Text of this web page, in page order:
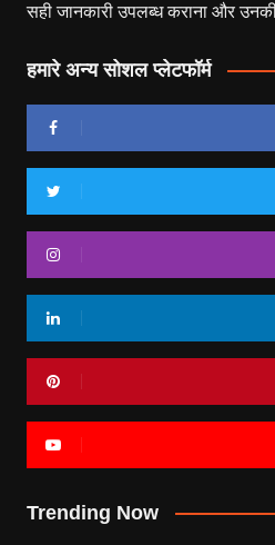
सही जानकारी उपलब्ध कराना और
हमारे अन्य सोशल प्लेटफॉर्म
Trending Now